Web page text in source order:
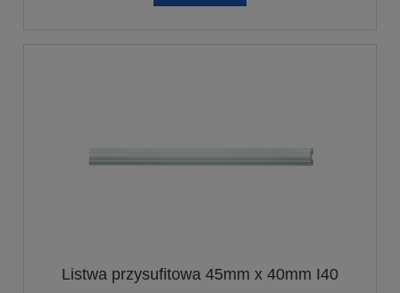
Listwa przysufitowa 45mm x 40mm I40